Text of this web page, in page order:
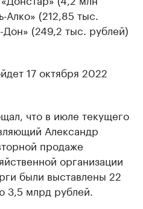
(212,85 тыс.
(249,2 тыс. рублей)
17 октября 2022
что в июле текущего
Александр
продаже
организации
были выставлены 22
3,5 млрд рублей.